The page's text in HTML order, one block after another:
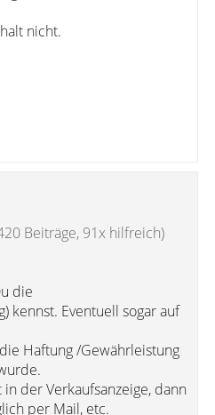
nicht.
Beiträge, 91x hilfreich)
die
kennst. Eventuell sogar auf
Haftung /Gewährleistung
der Verkaufsanzeige, dann
per Mail, etc.